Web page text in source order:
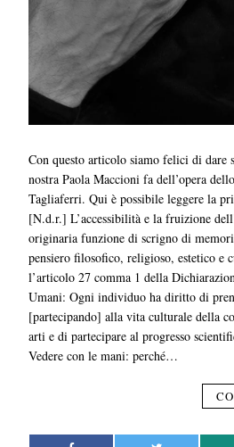
Con questo articolo siamo felici di dare
nostra Paola Maccioni fa dell’opera
Tagliaferri. Qui è possibile leggere la
[N.d.r.] L’accessibilità e la fruizione
originaria funzione di scrigno di
pensiero filosofico, religioso, estetico e
l’articolo 27 comma 1 della
Umani: Ogni individuo ha diritto di
[partecipando] alla vita culturale della
arti e di partecipare al progresso
Vedere con le mani: perché…